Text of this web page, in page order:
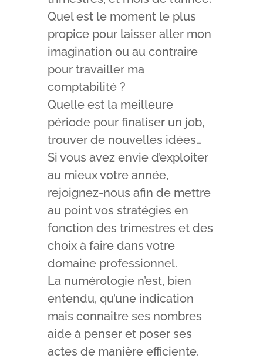
Quel est le moment le plus
propice pour laisser aller mon
imagination ou au contraire
pour travailler ma
comptabilité ?
Quelle est la meilleure
période pour finaliser un job,
trouver de nouvelles idées…
Si vous avez envie d’exploiter
au mieux votre année,
rejoignez-nous afin de mettre
au point vos stratégies en
fonction des trimestres et des
choix à faire dans votre
domaine professionnel.
La numérologie n’est, bien
entendu, qu’une indication
mais connaitre ses nombres
aide à penser et poser ses
actes de manière efficiente.